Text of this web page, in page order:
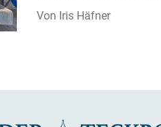
Iris Häfner